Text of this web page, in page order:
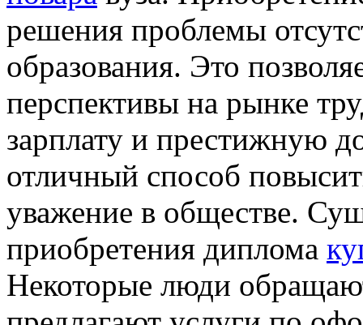
решения проблемы
образования. Это
перспективы на рынке
зарплату и престижную
отличный способ
уважение в обществе.
приобретения диплома
Некоторые люди